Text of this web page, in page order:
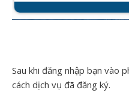
Sau khi đăng nhập bạn vào
cách dịch vụ đã đăng ký.